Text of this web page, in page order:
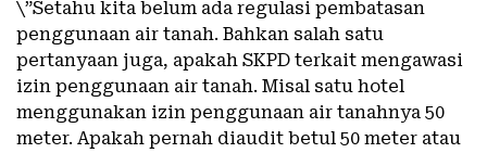
\”Setahu kita belum ada regulasi pembatasan
penggunaan air tanah. Bahkan salah satu
pertanyaan juga, apakah SKPD terkait mengawasi
izin penggunaan air tanah. Misal satu hotel
menggunakan izin penggunaan air tanahnya 50
meter. Apakah pernah diaudit betul 50 meter atau